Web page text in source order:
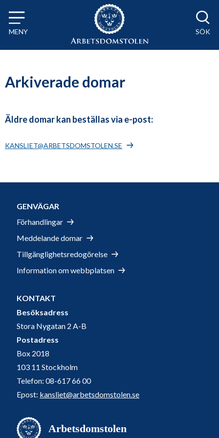
Till innehåll på sidan x
MENY SÖK
Arkiverade domar
Äldre domar kan beställas via e-post:
KANSLIET@ARBETSDOMSTOLEN.SE
GENVÄGAR
Förhandlingar
Meddelande domar
Tillgänglighetsredogörelse
Information om webbplatsen
KONTAKT
Besöksadress
Stora Nygatan 2 A-B
Postadress
Box 2018
103 11 Stockholm
Telefon: 08-617 66 00
Epost: kansliet@arbetsdomstolen.se